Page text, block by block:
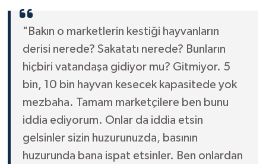
"Bakın o marketlerin kestiği hayvanların
derisi nerede? Sakatatı nerede? Bunların
hiçbiri vatandaşa gidiyor mu? Gitmiyor. 5
bin, 10 bin hayvan kesecek kapasitede yok
mezbaha. Tamam marketçilere ben bunu
iddia ediyorum. Onlar da iddia etsin
gelsinler sizin huzurunuzda, basının
huzurunda bana ispat etsinler. Ben onlardan